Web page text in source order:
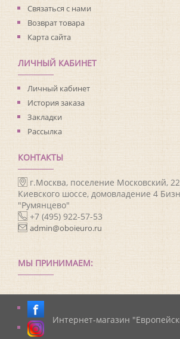
Связаться с нами
Возврат товара
Карта сайта
ЛИЧНЫЙ КАБИНЕТ
Личный кабинет
История заказа
Закладки
Рассылка
КОНТАКТЫ
г.Москва, поселение Московский,
Киевского шоссе, домовладение 4
"Румянцево"
+7 (495) 922-57-53
admin@oboieuro.ru
МЫ ПРИНИМАЕМ:
Интернет-магазин